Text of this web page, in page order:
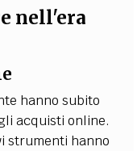
nell'era
hanno subito
acquisti online.
strumenti hanno